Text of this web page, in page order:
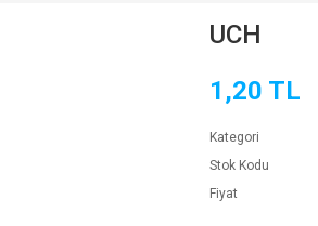
UCH
1,20 TL
Kategori
Stok Kodu
Fiyat